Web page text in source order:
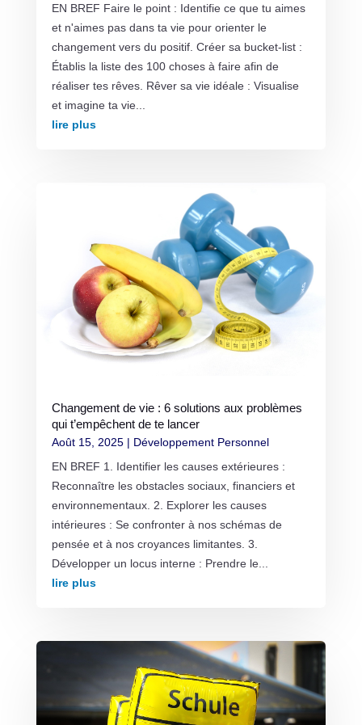
EN BREF Faire le point : Identifie ce que tu aimes
et n'aimes pas dans ta vie pour orienter le
changement vers du positif. Créer sa bucket-list :
Établis la liste des 100 choses à faire afin de
réaliser tes rêves. Rêver sa vie idéale : Visualise
et imagine ta vie...
lire plus
Changement de vie : 6 solutions aux problèmes
qui t’empêchent de te lancer
Août 15, 2025| Développement Personnel
EN BREF 1. Identifier les causes extérieures :
Reconnaître les obstacles sociaux, financiers et
environnementaux. 2. Explorer les causes
intérieures : Se confronter à nos schémas de
pensée et à nos croyances limitantes. 3.
Développer un locus interne : Prendre le...
lire plus